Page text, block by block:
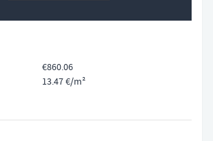
€860.06
13.47 €/m²